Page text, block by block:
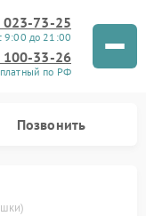
023-73-25
9:00 до 21:00
100-33-26
по РФ
Позвонить